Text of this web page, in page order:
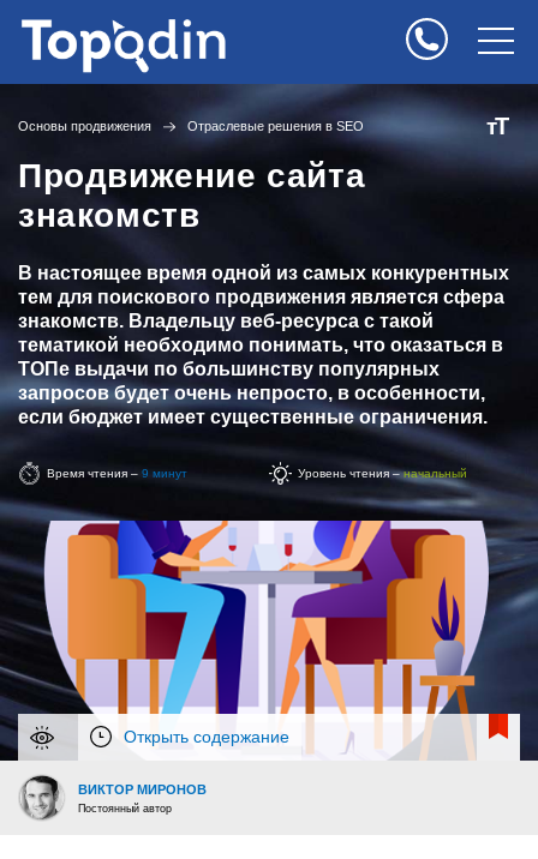
тТ
Основы продвижения Отраслевые решения в SEO
Продвижение сайта
знакомств
В настоящее время одной из самых конкурентных
тем для поискового продвижения является сфера
знакомств. Владельцу веб-ресурса с такой
тематикой необходимо понимать, что оказаться в
ТОПе выдачи по большинству популярных
запросов будет очень непросто, в особенности,
если бюджет имеет существенные ограничения.
Время чтения – 9 минут Уровень чтения –начальный
Открыть содержание
ВИКТОР МИРОНОВ
Постоянный автор